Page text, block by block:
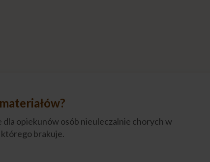
dla opiekunów osób nieuleczalnie chorych w
którego brakuje.